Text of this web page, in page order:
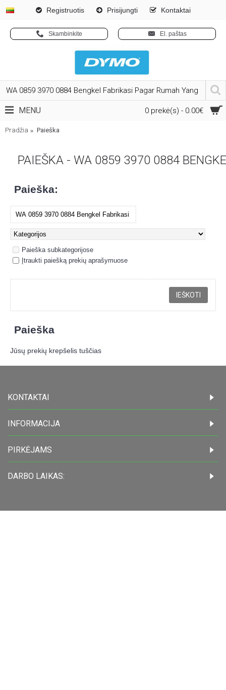
Registruotis Prisijungti Kontaktai
Skambinkite El. paštas
0 prekė(s) - 0.00€
MENU
Pradžia Paieška
PAIEŠKA - WA 0859 3970 0884
Paieška:
Paieška subkategorijose
Įtraukti paiešką prekių aprašymuose
Paieška
Jūsų prekių krepšelis tuščias
KONTAKTAI
INFORMACIJA
PIRKĖJAMS
DARBO LAIKAS: